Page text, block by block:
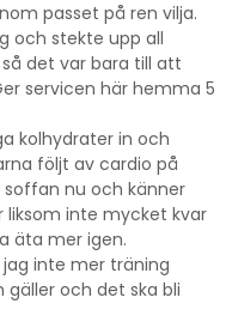
passet på ren vilja.
och stekte upp all
det var bara till att
servicen här hemma 5
kolhydrater in och
följt av cardio på
nu och känner
liksom inte mycket kvar
äta mer igen.
inte mer träning
gäller och det ska bli